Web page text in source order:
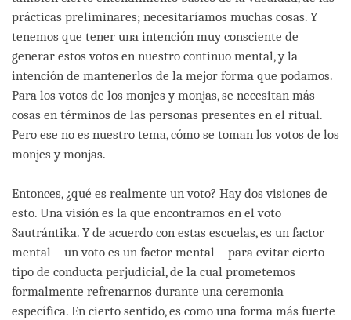
prácticas preliminares; necesitaríamos muchas cosas. Y
tenemos que tener una intención muy consciente de
generar estos votos en nuestro continuo mental, y la
intención de mantenerlos de la mejor forma que podamos.
Para los votos de los monjes y monjas, se necesitan más
cosas en términos de las personas presentes en el ritual.
Pero ese no es nuestro tema, cómo se toman los votos de los
monjes y monjas.
Entonces, ¿qué es realmente un voto? Hay dos visiones de
esto. Una visión es la que encontramos en el voto
Sautrántika. Y de acuerdo con estas escuelas, es un factor
mental – un voto es un factor mental – para evitar cierto
tipo de conducta perjudicial, de la cual prometemos
formalmente refrenarnos durante una ceremonia
específica. En cierto sentido, es como una forma más fuerte